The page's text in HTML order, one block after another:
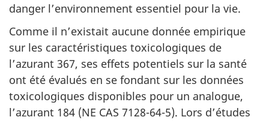
danger l’environnement essentiel pour la vie.
Comme il n’existait aucune donnée empirique
sur les caractéristiques toxicologiques de
l’azurant 367, ses effets potentiels sur la santé
ont été évalués en se fondant sur les données
toxicologiques disponibles pour un analogue,
l’azurant 184 (NE CAS 7128-64-5). Lors d’études